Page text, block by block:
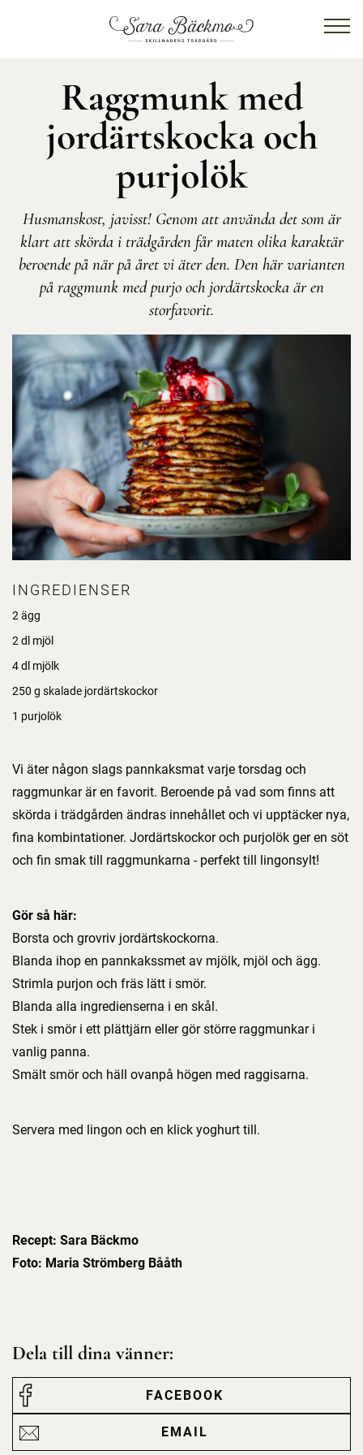
Raggmunk med
jordärtskocka och
purjolök
Husmanskost, javisst! Genom att använda det som är
klart att skörda i trädgården får maten olika karaktär
beroende på när på året vi äter den. Den här varianten
på raggmunk med purjo och jordärtskocka är en
storfavorit.
INGREDIENSER
2 ägg
2 dl mjöl
4 dl mjölk
250 g skalade jordärtskockor
1 purjolök
Vi äter någon slags pannkaksmat varje torsdag och
raggmunkar är en favorit. Beroende på vad som finns att
skörda i trädgården ändras innehållet och vi upptäcker nya,
fina kombintationer. Jordärtskockor och purjolök ger en söt
och fin smak till raggmunkarna - perfekt till lingonsylt!
Gör så här:
Borsta och grovriv jordärtskockorna.
Blanda ihop en pannkakssmet av mjölk, mjöl och ägg.
Strimla purjon och fräs lätt i smör.
Blanda alla ingredienserna i en skål.
Stek i smör i ett plättjärn eller gör större raggmunkar i
vanlig panna.
Smält smör och häll ovanpå högen med raggisarna.
Servera med lingon och en klick yoghurt till.
Recept: Sara Bäckmo
Foto: Maria Strömberg Bååth
Dela till dina vänner:
FACEBOOK
EMAIL